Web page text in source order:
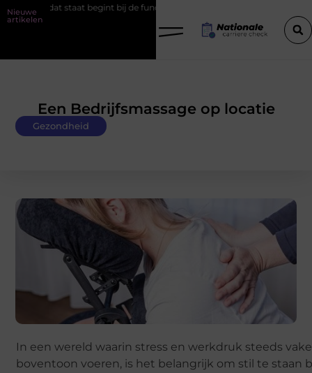
Nieuwe
artikelen
staat begint bij de fundering
Een Bedrijfsmassage op locatie
Gezondheid
In een wereld waarin stress en werkdruk steeds
boventoon voeren, is het belangrijk om stil te staan